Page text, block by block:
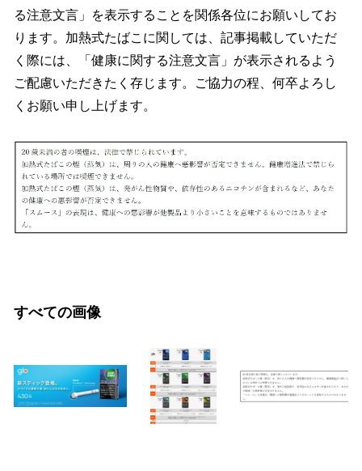
る注意文言」を表示することを関係各位にお願いしてお
ります。加熱式たばこに関しては、記事掲載していただ
く際には、「健康に関する注意文言」が表示されるよう
ご配慮いただきたく存じます。ご協力の程、何卒よろし
くお願い申し上げます。
すべての画像